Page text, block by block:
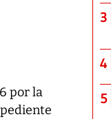
por la
3
4
5